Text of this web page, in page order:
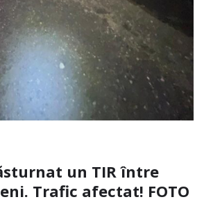
un TIR între
Trafic afectat! FOTO